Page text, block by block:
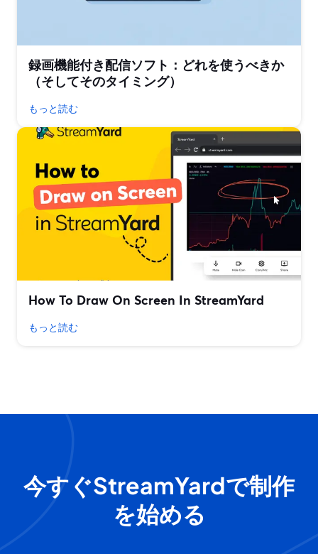
録画機能付き配信ソフト：どれを使うべきか
（そしてそのタイミング）
もっと読む
How To Draw On Screen In StreamYard
もっと読む
今すぐStreamYardで制作
を始める